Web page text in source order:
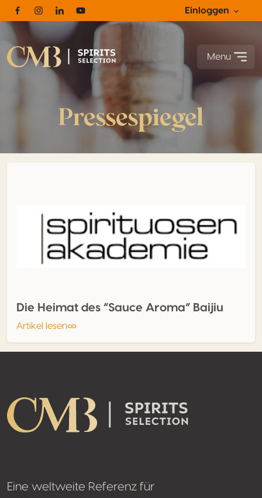
FacebookInstagram
LinkedinYoutube
Einloggen
Menu
Pressespiegel
Die Heimat des “Sauce Aroma” Baijiu
Artikel lesen
Eine weltweite Referenz für